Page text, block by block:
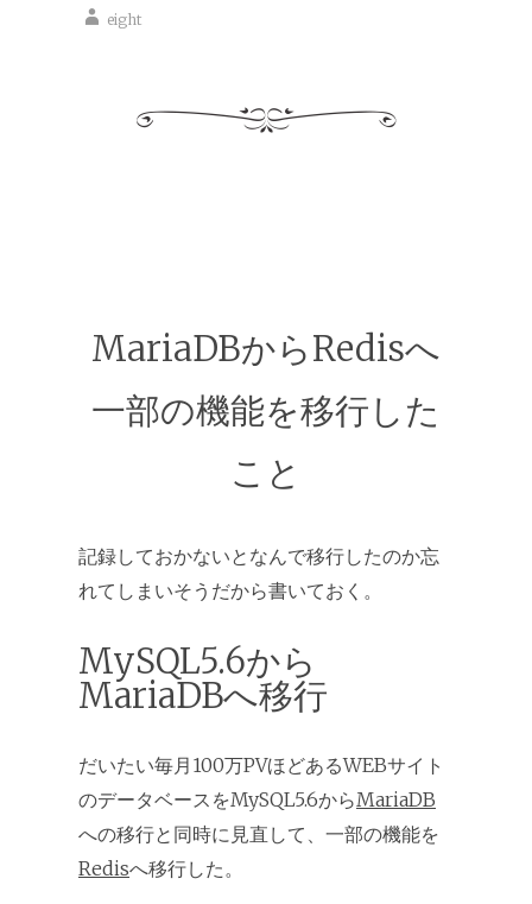
eight
MariaDBからRedisへ
一部の機能を移行した
こと
記録しておかないとなんで移行したのか忘
れてしまいそうだから書いておく。
MySQL5.6から
MariaDBへ移行
だいたい毎月100万PVほどあるWEBサイト
のデータベースをMySQL5.6からMariaDB
への移行と同時に見直して、一部の機能を
Redisへ移行した。